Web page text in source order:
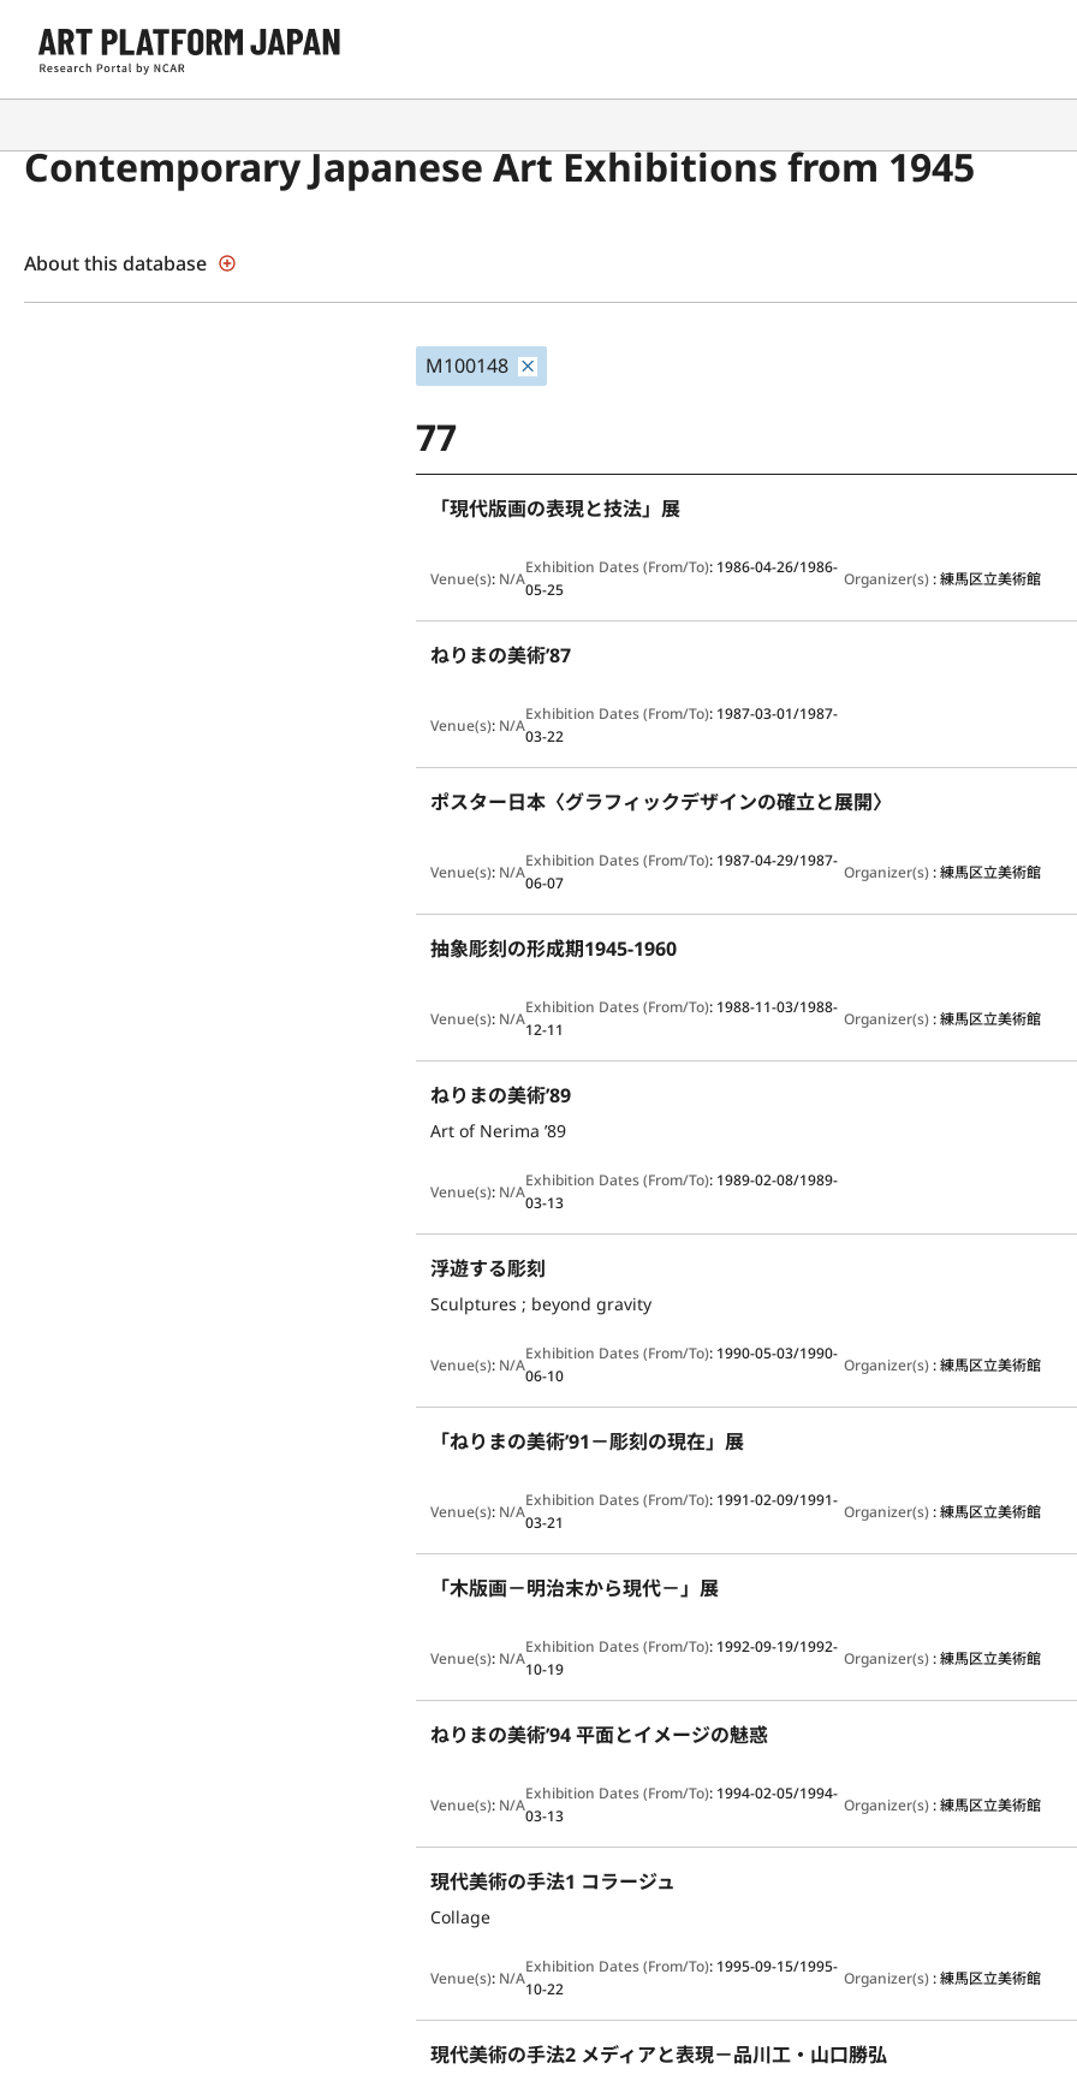
Contemporary Japanese Art Exhibitions from 1945
About this database
M100148
77
「現代版画の表現と技法」展
Venue(s): N/A
Exhibition Dates (From/To): 1986-04-26/1986-
05-25
Organizer(s):練馬区立美術館
ねりまの美術’87
Venue(s): N/A
Exhibition Dates (From/To): 1987-03-01/1987-
03-22
ポスター日本〈グラフィックデザインの確立と展開〉
Venue(s): N/A
Exhibition Dates (From/To): 1987-04-29/1987-
06-07
Organizer(s):練馬区立美術館
抽象彫刻の形成期1945-1960
Venue(s): N/A
Exhibition Dates (From/To): 1988-11-03/1988-
12-11
Organizer(s):練馬区立美術館
ねりまの美術’89
Art of Nerima ’89
Venue(s): N/A
Exhibition Dates (From/To): 1989-02-08/1989-
03-13
浮遊する彫刻
Sculptures ; beyond gravity
Venue(s): N/A
Exhibition Dates (From/To): 1990-05-03/1990-
06-10
Organizer(s):練馬区立美術館
「ねりまの美術’91－彫刻の現在」展
Venue(s): N/A
Exhibition Dates (From/To): 1991-02-09/1991-
03-21
Organizer(s):練馬区立美術館
「木版画－明治末から現代－」展
Venue(s): N/A
Exhibition Dates (From/To): 1992-09-19/1992-
10-19
Organizer(s):練馬区立美術館
ねりまの美術’94 平面とイメージの魅惑
Venue(s): N/A
Exhibition Dates (From/To): 1994-02-05/1994-
03-13
Organizer(s):練馬区立美術館
現代美術の手法1 コラージュ
Collage
Venue(s): N/A
Exhibition Dates (From/To): 1995-09-15/1995-
10-22
Organizer(s):練馬区立美術館
現代美術の手法2 メディアと表現－品川工・山口勝弘